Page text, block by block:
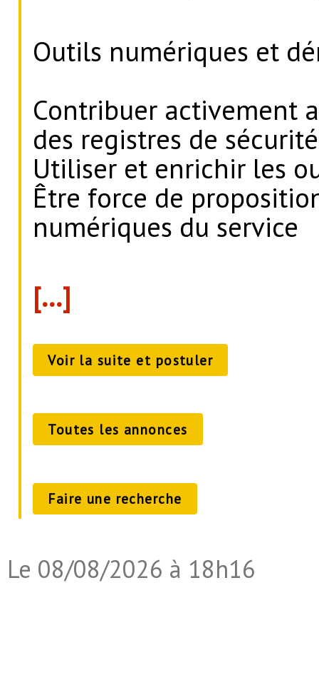
Outils numériques et
Contribuer activement
des registres de
Utiliser et enrichir les
Être force de
numériques du service
[…]
Voir la suite et postuler
Toutes les annonces
Faire une recherche
Le 08/08/2026 à 18h16